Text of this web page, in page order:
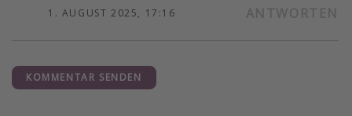
1. AUGUST 2025, 17:16
KOMMENTAR SENDEN